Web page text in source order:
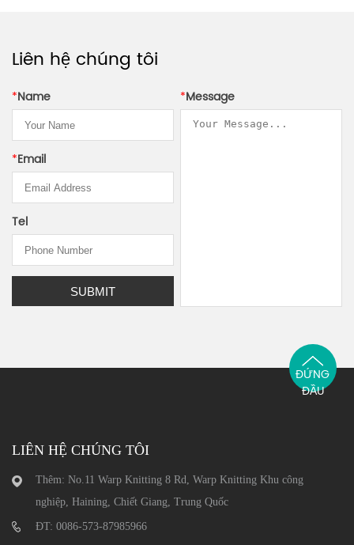
Liên hệ chúng tôi
*Name
*Email
Tel
*Message
LIÊN HỆ CHÚNG TÔI
Thêm: No.11 Warp Knitting 8 Rd, Warp Knitting Khu công
nghiệp, Haining, Chiết Giang, Trung Quốc
ĐT: 0086-573-87985966
ĐỨNG
ĐẦU